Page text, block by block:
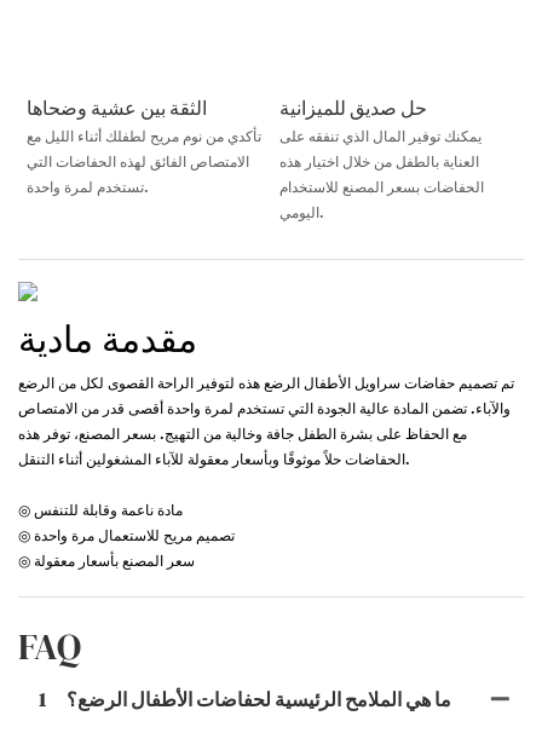
الثقة بين عشية وضحاها
تأكدي من نوم مريح لطفلك أثناء الليل مع
الامتصاص الفائق لهذه الحفاضات التي
تستخدم لمرة واحدة.
حل صديق للميزانية
يمكنك توفير المال الذي تنفقه على
العناية بالطفل من خلال اختيار هذه
الحفاضات بسعر المصنع للاستخدام
اليومي.
مقدمة مادية
تم تصميم حفاضات سراويل الأطفال الرضع هذه لتوفير الراحة القصوى لكل من الرضع
والآباء. تضمن المادة عالية الجودة التي تستخدم لمرة واحدة أقصى قدر من الامتصاص
مع الحفاظ على بشرة الطفل جافة وخالية من التهيج. بسعر المصنع، توفر هذه
الحفاضات حلاً موثوقًا وبأسعار معقولة للآباء المشغولين أثناء التنقل.
◎ تصميم مريح للاستعمال مرة واحدة
◎ سعر المصنع بأسعار معقولة
FAQ
1 ما هي الملامح الرئيسية لحفاضات الأطفال الرضع؟